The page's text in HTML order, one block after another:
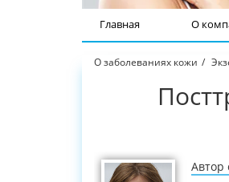
Главная О
О заболеваниях кожи
Автор